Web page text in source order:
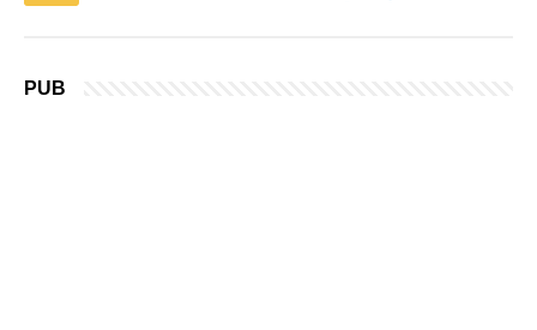
PUB